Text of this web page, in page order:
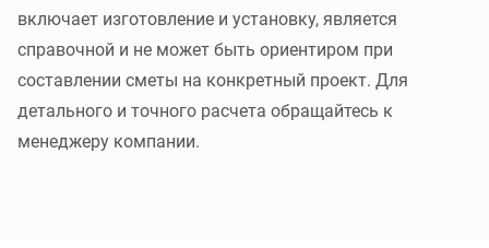
включает изготовление и установку, является
справочной и не может быть ориентиром при
составлении сметы на конкретный проект. Для
детального и точного расчета обращайтесь к
менеджеру компании.